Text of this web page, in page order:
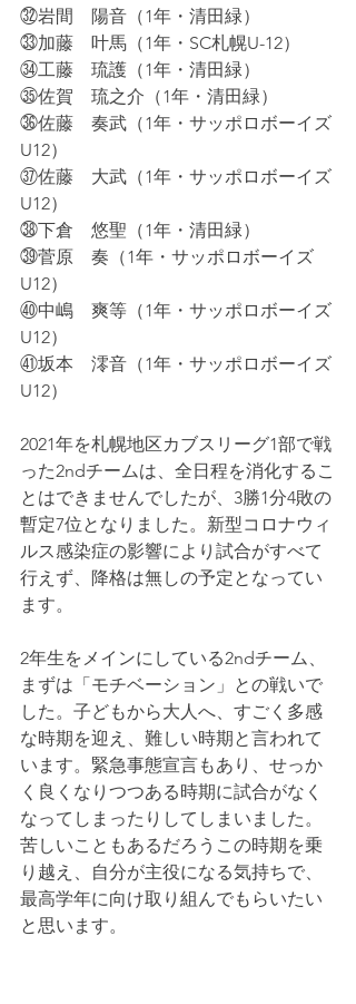
㉜岩間　陽音（1年・清田緑）
㉝加藤　叶馬（1年・SC札幌U-12）
㉞工藤　琉護（1年・清田緑）
㉟佐賀　琉之介（1年・清田緑）
㊱佐藤　奏武（1年・サッポロボーイズ
U12）
㊲佐藤　大武（1年・サッポロボーイズ
U12）
㊳下倉　悠聖（1年・清田緑）
㊴菅原　奏（1年・サッポロボーイズ
U12）
㊵中嶋　爽等（1年・サッポロボーイズ
U12）
㊶坂本　澪音（1年・サッポロボーイズ
U12）
2021年を札幌地区カブスリーグ1部で戦
った2ndチームは、全日程を消化するこ
とはできませんでしたが、3勝1分4敗の
暫定7位となりました。新型コロナウィ
ルス感染症の影響により試合がすべて
行えず、降格は無しの予定となってい
ます。
2年生をメインにしている2ndチーム、
まずは「モチベーション」との戦いで
した。子どもから大人へ、すごく多感
な時期を迎え、難しい時期と言われて
います。緊急事態宣言もあり、せっか
く良くなりつつある時期に試合がなく
なってしまったりしてしまいました。
苦しいこともあるだろうこの時期を乗
り越え、自分が主役になる気持ちで、
最高学年に向け取り組んでもらいたい
と思います。